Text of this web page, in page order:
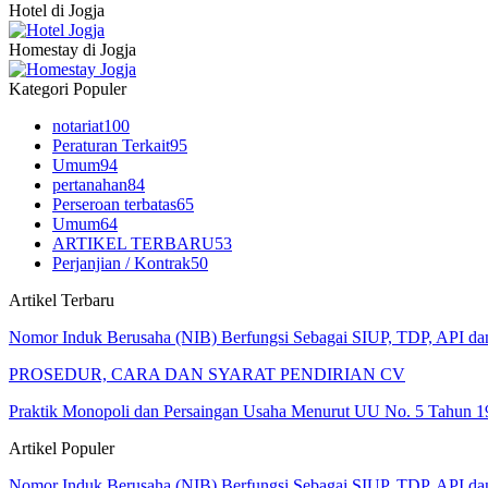
Hotel di Jogja
Homestay di Jogja
Kategori Populer
notariat100
Peraturan Terkait95
Umum94
pertanahan84
Perseroan terbatas65
Umum64
ARTIKEL TERBARU53
Perjanjian / Kontrak50
Artikel Terbaru
Nomor Induk Berusaha (NIB) Berfungsi Sebagai SIUP, TDP, API
PROSEDUR, CARA DAN SYARAT PENDIRIAN CV
Praktik Monopoli dan Persaingan Usaha Menurut UU No. 5 Tahun
Artikel Populer